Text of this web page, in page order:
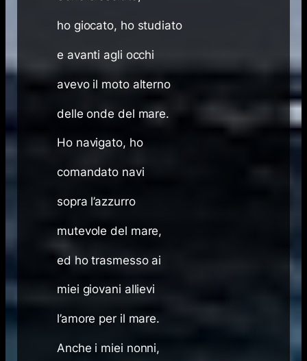
ho giocato, ho studiato
e avanti agli occhi
avevo il moto alterno
delle onde del mare.
Ho navigato, ho
comandato navi
sopra l’azzurro
mutevole del mare,
ed ho trasmesso ai
miei giovani allievi
l’amore per il mare.
Anche i miei nonni,